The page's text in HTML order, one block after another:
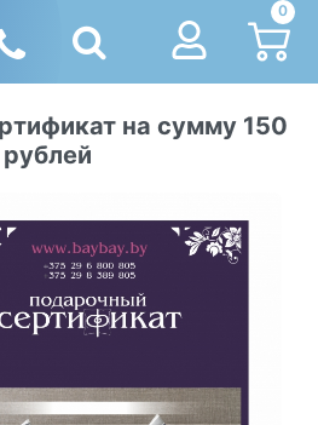
0
на сумму 150
рублей